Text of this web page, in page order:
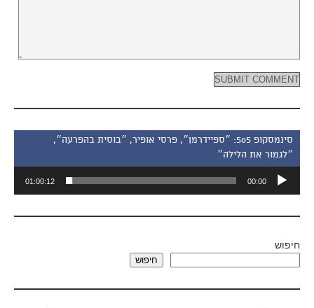
סינמסקופ 505: ״ספיידרמן״, פרסי אופיר, ״בוסית בהפרעה״,
״לגמור את הלילה״
אודיו
00:00
01:00:12
חיפוש
חיפוש